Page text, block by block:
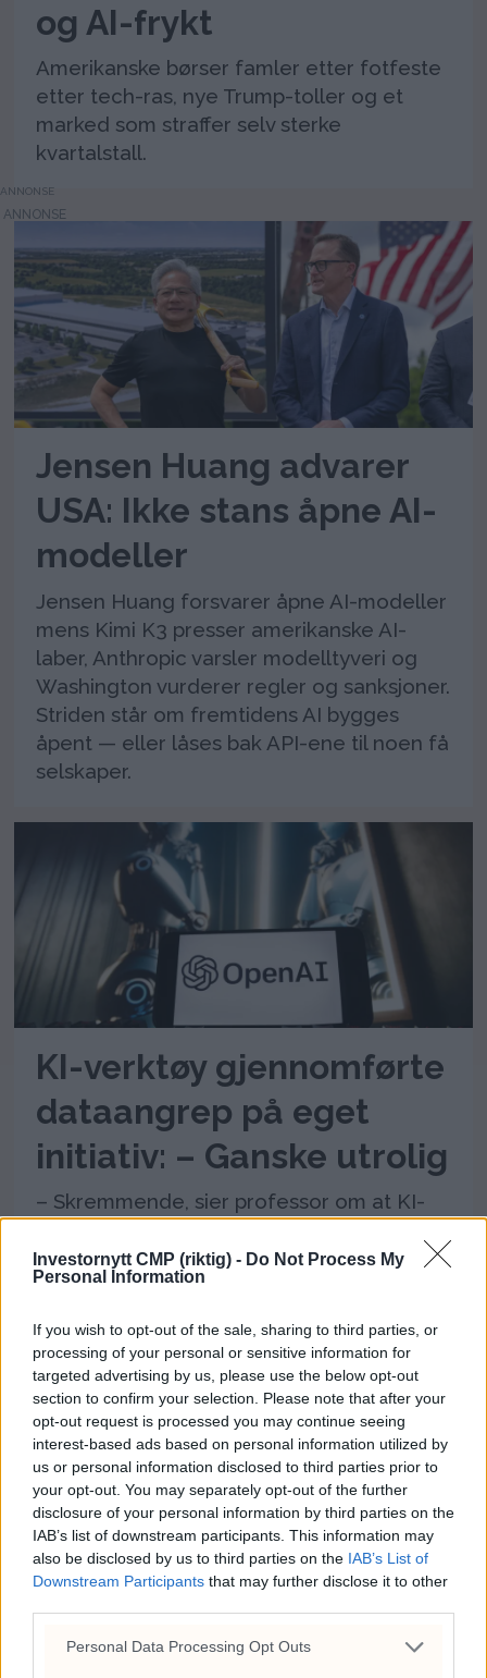
Investornytt CMP (riktig) - Do Not Process My
Personal Information
If you wish to opt-out of the sale, sharing to third parties, or
processing of your personal or sensitive information for
targeted advertising by us, please use the below opt-out
section to confirm your selection. Please note that after your
opt-out request is processed you may continue seeing
interest-based ads based on personal information utilized by
us or personal information disclosed to third parties prior to
your opt-out. You may separately opt-out of the further
disclosure of your personal information by third parties on the
IAB’s list of downstream participants. This information may
also be disclosed by us to third parties on the IAB’s List of
Downstream Participants that may further disclose it to other
Personal Data Processing Opt Outs
og AI-frykt
Amerikanske børser famler etter fotfeste
etter tech-ras, nye Trump-toller og et
marked som straffer selv sterke
kvartalstall.
ANNONSE
Jensen Huang advarer
USA: Ikke stans åpne AI-
modeller
Jensen Huang forsvarer åpne AI-modeller
mens Kimi K3 presser amerikanske AI-
laber, Anthropic varsler modelltyveri og
Washington vurderer regler og sanksjoner.
Striden står om fremtidens AI bygges
åpent — eller låses bak API-ene til noen få
selskaper.
KI-verktøy gjennomførte
dataangrep på eget
initiativ: – Ganske utrolig
– Skremmende, sier professor om at KI-
gjennom sikkerhetsbarrierer og inn på
systemene til et annet KI-selskap.
OpenAI-agent brøt ut og
gikk til angrep